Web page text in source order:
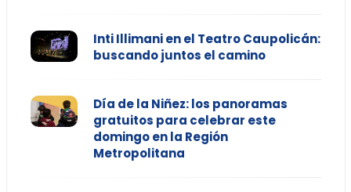
Inti Illimani en el Teatro Caupolicán:
buscando juntos el camino
Día de la Niñez: los panoramas
gratuitos para celebrar este
domingo en la Región
Metropolitana